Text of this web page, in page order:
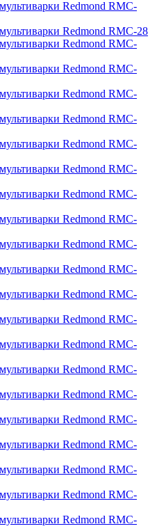
Redmond RMC-
Redmond RMC-28
Redmond RMC-
Redmond RMC-
Redmond RMC-
Redmond RMC-
Redmond RMC-
Redmond RMC-
Redmond RMC-
Redmond RMC-
Redmond RMC-
Redmond RMC-
Redmond RMC-
Redmond RMC-
Redmond RMC-
Redmond RMC-
Redmond RMC-
Redmond RMC-
Redmond RMC-
Redmond RMC-
Redmond RMC-
Redmond RMC-